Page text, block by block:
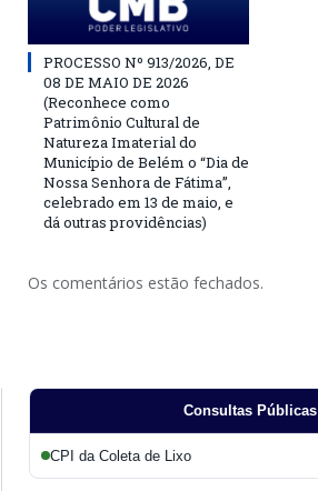
PROCESSO Nº 913/2026, DE
08 DE MAIO DE 2026
(Reconhece como
Patrimônio Cultural de
Natureza Imaterial do
Município de Belém o “Dia de
Nossa Senhora de Fátima”,
celebrado em 13 de maio, e
dá outras providências)
Os comentários estão fechados.
Consultas Públicas
CPI da Coleta de Lixo